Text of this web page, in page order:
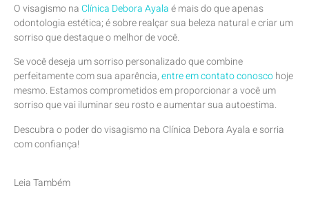
O visagismo naClínica Debora Ayalaé mais do que apenas
odontologia estética; é sobre realçar sua beleza natural e criar um
sorriso que destaque o melhor de você.
Se você deseja um sorriso personalizado que combine
perfeitamente com sua aparência,entre em contato conoscohoje
mesmo. Estamos comprometidos em proporcionar a você um
sorriso que vai iluminar seu rosto e aumentar sua autoestima.
Descubra o poder do visagismo na Clínica Debora Ayala e sorria
com confiança!
Leia Também